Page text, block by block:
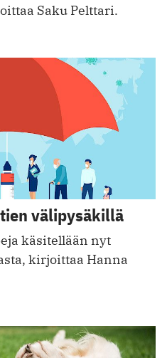
Saku Pelttari.
välipysäkillä
käsitellään nyt
kirjoittaa Hanna